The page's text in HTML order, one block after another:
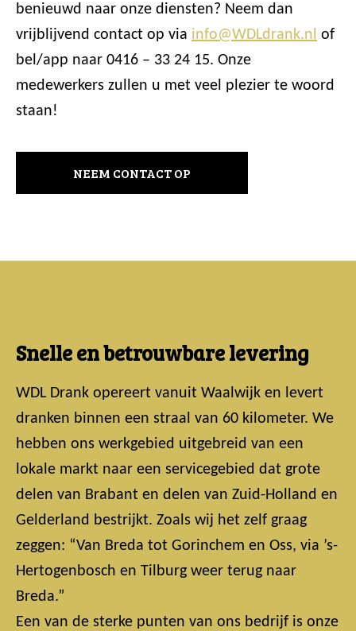
benieuwd naar onze diensten? Neem dan
vrijblijvend contact op via info@WDLdrank.nl of
bel/app naar 0416 – 33 24 15. Onze
medewerkers zullen u met veel plezier te woord
staan!
NEEM CONTACT OP
Snelle en betrouwbare levering
WDL Drank opereert vanuit Waalwijk en levert
dranken binnen een straal van 60 kilometer. We
hebben ons werkgebied uitgebreid van een
lokale markt naar een servicegebied dat grote
delen van Brabant en delen van Zuid-Holland en
Gelderland bestrijkt. Zoals wij het zelf graag
zeggen: “Van Breda tot Gorinchem en Oss, via ’s-
Hertogenbosch en Tilburg weer terug naar
Breda.”
Een van de sterke punten van ons bedrijf is onze